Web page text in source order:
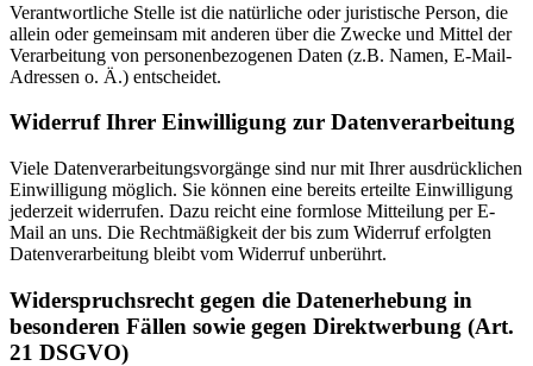
Verantwortliche Stelle ist die natürliche oder juristische Person, die
allein oder gemeinsam mit anderen über die Zwecke und Mittel der
Verarbeitung von personenbezogenen Daten (z.B. Namen, E-Mail-
Adressen o. Ä.) entscheidet.
Widerruf Ihrer Einwilligung zur Datenverarbeitung
Viele Datenverarbeitungsvorgänge sind nur mit Ihrer ausdrücklichen
Einwilligung möglich. Sie können eine bereits erteilte Einwilligung
jederzeit widerrufen. Dazu reicht eine formlose Mitteilung per E-
Mail an uns. Die Rechtmäßigkeit der bis zum Widerruf erfolgten
Datenverarbeitung bleibt vom Widerruf unberührt.
Widerspruchsrecht gegen die Datenerhebung in
besonderen Fällen sowie gegen Direktwerbung (Art.
21 DSGVO)